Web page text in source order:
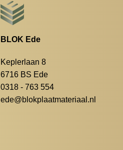
BLOK Ede
Keplerlaan 8
6716 BS Ede
0318 - 763 554
ede@blokplaatmateriaal.nl